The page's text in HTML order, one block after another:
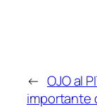
← OJO al
importante